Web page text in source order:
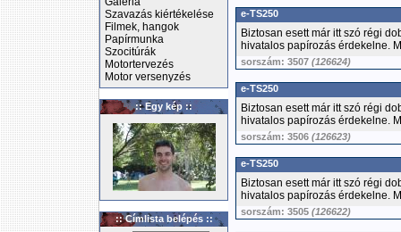
Szavazás kiértékelése
Filmek, hangok
Papírmunka
Szocitúrák
Motortervezés
Motor versenyzés
:: Egy kép ::
:: Címlista belépés ::
e-TS250
Biztosan esett már itt szó régi
hivatalos papírozás érdekelne.
sorszám: 3507 (126624)
e-TS250
Biztosan esett már itt szó régi
hivatalos papírozás érdekelne.
sorszám: 3506 (126623)
e-TS250
Biztosan esett már itt szó régi
hivatalos papírozás érdekelne.
sorszám: 3505 (126622)